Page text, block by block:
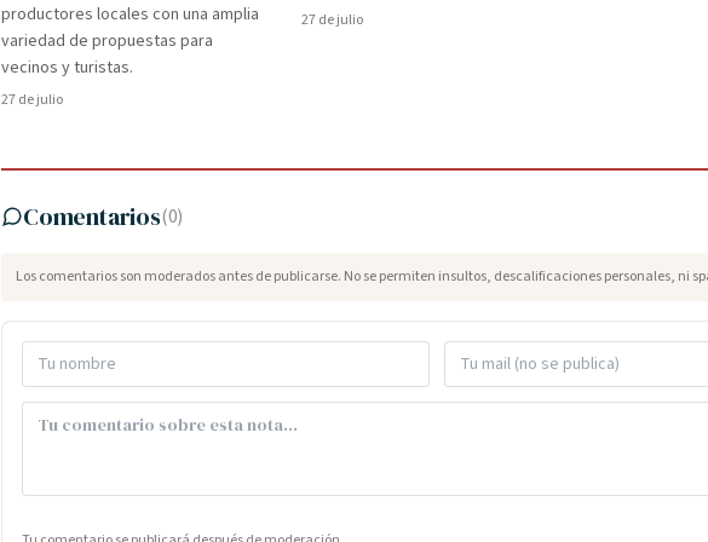
productores locales con una amplia
variedad de propuestas para
vecinos y turistas.
27 de julio
27 de julio
Comentarios(0)
Los comentarios son moderados antes de publicarse. No se permiten insultos, descalificaciones personales, ni